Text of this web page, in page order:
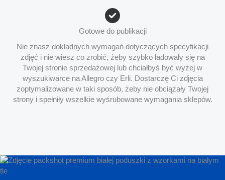
Gotowe do publikacji
Nie znasz dokładnych wymagań dotyczących specyfikacji
zdjęć i nie wiesz co zrobić, żeby szybko ładowały się na
Twojej stronie sprzedażowej lub chciałbyś być wyżej w
wyszukiwarce na Allegro czy Erli. Dostarczę Ci zdjęcia
zoptymalizowane w taki sposób, żeby nie obciążały Twojej
strony i spełniły wszelkie wyśrubowane wymagania sklepów.